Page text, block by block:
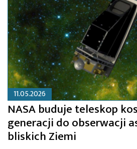
11.05.2026
NASA buduje teleskop
generacji do obserwacji
bliskich Ziemi